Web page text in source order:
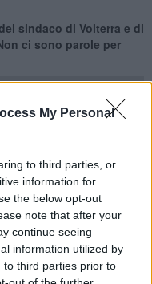
My Personal
to third parties, or
information for
the below opt-out
note that after your
continue seeing
information utilized by
to third parties prior to
sindaco di Volterra e di
ci sono parole per
conosciuto da tutti
per la
passione e umanità", ha
con affetto una figura
ai familiari di Franco,
Non ci sono parole per